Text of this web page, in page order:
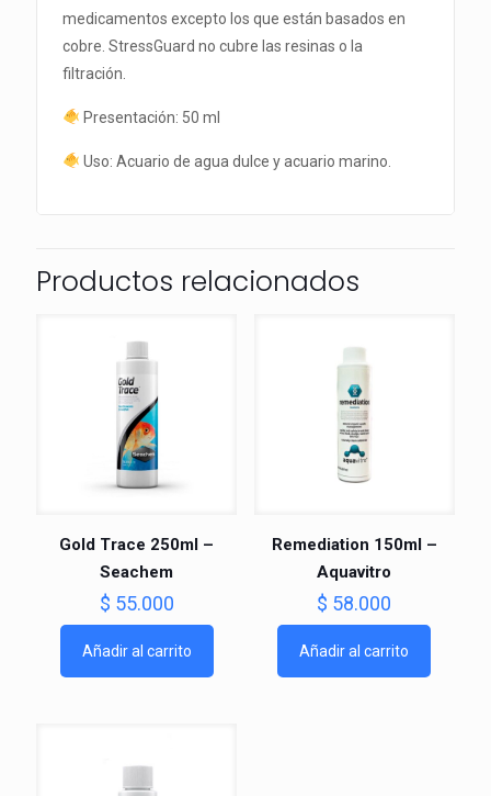
medicamentos excepto los que están basados en
cobre. StressGuard no cubre las resinas o la
filtración.
Presentación: 50 ml
Uso: Acuario de agua dulce y acuario marino.
Productos relacionados
Gold Trace 250ml –
Seachem
$ 55.000
Añadir al carrito
Remediation 150ml –
Aquavitro
$ 58.000
Añadir al carrito